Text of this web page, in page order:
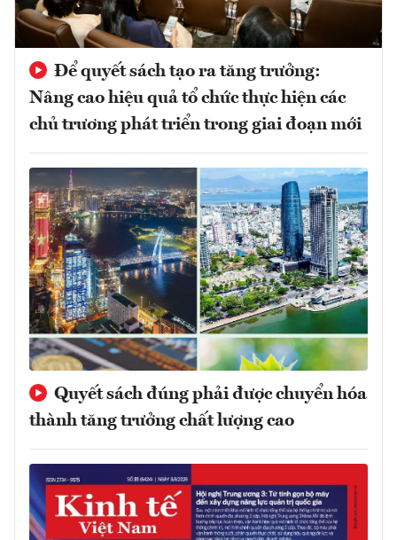
Để quyết sách tạo ra tăng trưởng:
Nâng cao hiệu quả tổ chức thực hiện các
chủ trương phát triển trong giai đoạn mới
Quyết sách đúng phải được chuyển hóa
thành tăng trưởng chất lượng cao